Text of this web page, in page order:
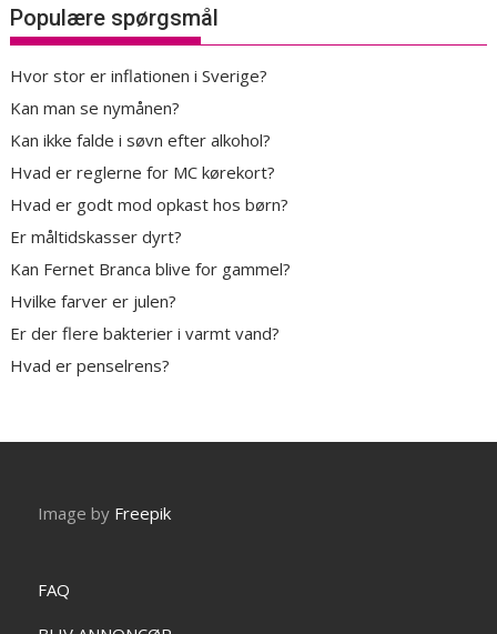
Populære spørgsmål
Hvor stor er inflationen i Sverige?
Kan man se nymånen?
Kan ikke falde i søvn efter alkohol?
Hvad er reglerne for MC kørekort?
Hvad er godt mod opkast hos børn?
Er måltidskasser dyrt?
Kan Fernet Branca blive for gammel?
Hvilke farver er julen?
Er der flere bakterier i varmt vand?
Hvad er penselrens?
Image by Freepik
FAQ